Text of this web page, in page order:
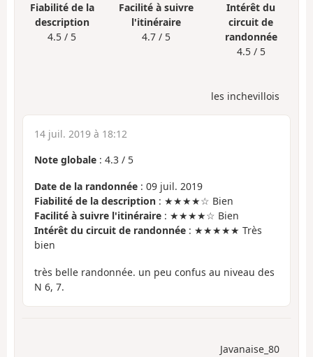
Fiabilité de la
description
4.5 / 5
Facilité à suivre
l'itinéraire
4.7 / 5
Intérêt du
circuit de
randonnée
4.5 / 5
les inchevillois
14 juil. 2019 à 18:12
Note globale : 4.3 / 5
Date de la randonnée : 09 juil. 2019
Fiabilité de la description : ★★★★☆ Bien
Facilité à suivre l'itinéraire : ★★★★☆ Bien
Intérêt du circuit de randonnée : ★★★★★ Très
bien
très belle randonnée. un peu confus au niveau des
N 6, 7.
Javanaise_80